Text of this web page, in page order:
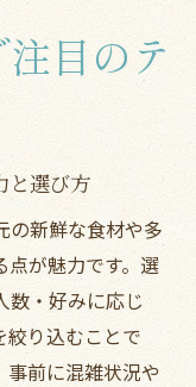
目のテ
と選び方
の新鮮な食材や多
点が魅力です。選
数・好みに応じ
絞り込むことで
事前に混雑状況や